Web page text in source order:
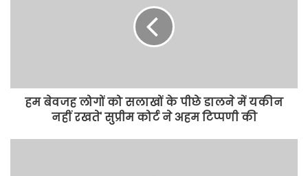
हम बेवजह लोगों को सलाखों के पीछे डालने में यकीन
नहीं रखते' सुप्रीम कोर्ट ने अहम टिप्पणी की